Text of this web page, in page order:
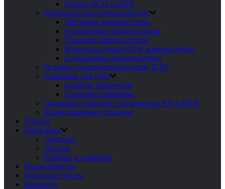
Опоры ОСП и ОПП
Компенсаторы трубопроводов
Линзовые компенсаторы
Сильфонные компенсаторы
Тканевые компенсаторы
Фторопластовые PTFE компенсаторы
Сальниковые компенсаторы
Вставки электроизолирующие ВЭИ
Сальники для труб
Сальник нажимной
Сальники набивные
Подземные емкости и резервуары ЕП и ЕПП
Краны шаровые стальные
ГОСТы
Логистика
Доставка
Оплата
Возврат и гарантии
Наши объекты
Опросные листы
Контакты